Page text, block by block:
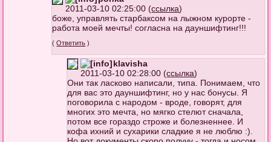
2011-03-10 02:25:00 (ссылка)
боже, управлять старбаксом на лыжном курорте -
работа моей мечты! согласна на дауншифтинг!!!
(Ответить )
klavisha
2011-03-10 02:28:00 (ссылка)
Они так ласково написали, типа. Понимаем, что
для вас это дауншифтинг, но у нас бонусы. Я
поговорила с народом - вроде, говорят, для
многих это мечта, но мягко стелют сначала,
потом все гораздо строже и болезненнее. И
кофа ихний и сухарики сладкие я не люблю :).